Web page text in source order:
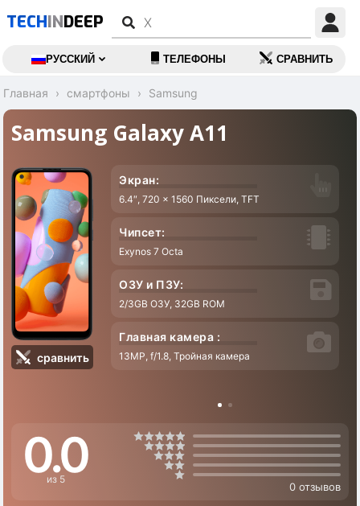
TECHINDEEP
РУССКИЙ ТЕЛЕФОНЫ СРАВНИТЬ
Главная смартфоны Samsung
Samsung Galaxy A11
сравнить
Экран:
6.4″, 720 x 1560 Пиксели, TFT
Чипсет:
Exynos 7 Octa
ОЗУ и ПЗУ:
2/3GB ОЗУ, 32GB ROM
Главная камера :
13MP, f/1.8, Тройная камера
0.0
из 5
0 отзывов